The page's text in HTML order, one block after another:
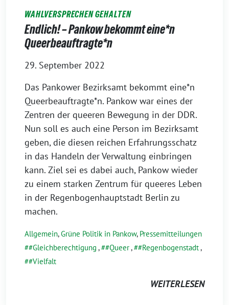
WAHLVERSPRECHEN GEHALTEN
Endlich! – Pankow bekommt eine*n
Queerbeauftragte*n
29. September 2022
Das Pankower Bezirksamt bekommt eine*n
Queerbeauftragte*n. Pankow war eines der
Zentren der queeren Bewegung in der DDR.
Nun soll es auch eine Person im Bezirksamt
geben, die diesen reichen Erfahrungsschatz
in das Handeln der Verwaltung einbringen
kann. Ziel sei es dabei auch, Pankow wieder
zu einem starken Zentrum für queeres Leben
in der Regenbogenhauptstadt Berlin zu
machen.
Allgemein,Grüne Politik in Pankow, Pressemitteilungen
#Gleichberechtigung , #Queer, #Regenbogenstadt,
#Vielfalt
WEITERLESEN